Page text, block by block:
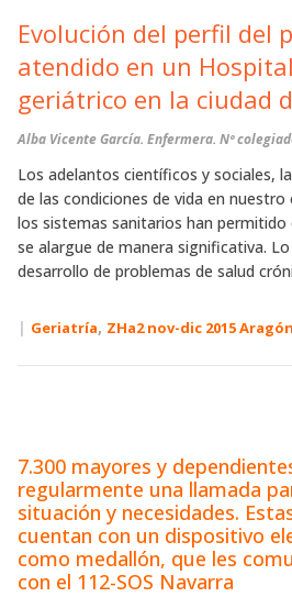
Evolución del perfil del
atendido en un
geriátrico en la ciudad
Alba Vicente García. Enfermera. Nº
Los adelantos científicos y sociales,
de las condiciones de vida en
los sistemas sanitarios han permitido
se alargue de manera significativa.
desarrollo de problemas de salud
| Geriatría, ZHa2 nov-dic 2015 Aragón
7.300 mayores y
regularmente una llamada
situación y necesidades.
cuentan con un dispositivo
como medallón, que les
con el 112-SOS Navarra